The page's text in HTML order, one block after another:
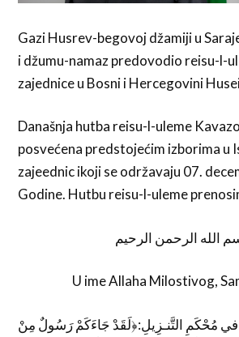
Gazi Husrev-begovoj džamiji u
i džumu-namaz predovodio reisu-l-
zajednice u Bosni i Hercegovini
Današnja hutba reisu-l-uleme
posvećena predstojećim izborima u
zajeednic ikoji se održavaju 07.
Godine. Hutbu reisu-l-uleme
الله الرحمن الرحيم
U ime Allaha Milostivog,
في مُحْكَمِ التَّنـزِيلِ:﴿لَقَدْ جَاءَكَمْ رَسُولٌ مِنْ